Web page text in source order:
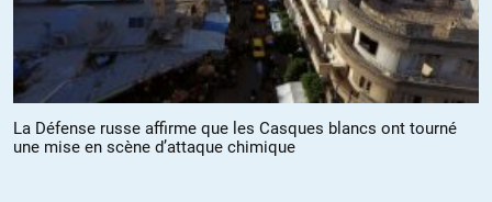
ErJiEff//14.09.2018 à 18h21
Ouf, j’ai eu peur sur votre première ligne.
Ce qui me sidère dans cet article, c’est qu’il n’y a strictement rien,
sinon un débordement de bons sentiments larmes à l’œil d’une
journaliste qui manifestement ne suit cette actualité qu’à
l’intérieur du périphérique.
La Défense russe affirme que les Casques blancs ont tourné
une mise en scène d’attaque chimique